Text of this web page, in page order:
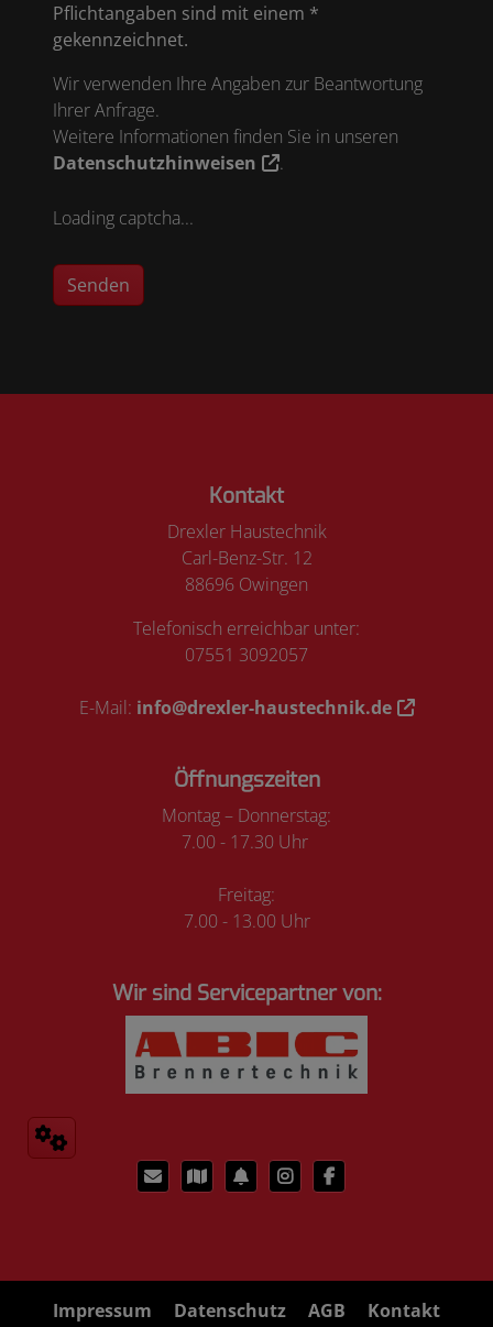
Pflichtangaben sind mit einem *
gekennzeichnet.
Wir verwenden Ihre Angaben zur Beantwortung
Ihrer Anfrage.
Weitere Informationen finden Sie in unseren
Datenschutzhinweisen
.
Loading captcha...
Senden
Kontakt
Drexler Haustechnik
Carl-Benz-Str. 12
88696 Owingen
Telefonisch erreichbar unter:
07551 3092057
E-Mail: info@drexler-haustechnik.de
Öffnungszeiten
Montag – Donnerstag:
7.00 - 17.30 Uhr
Freitag:
7.00 - 13.00 Uhr
Wir sind Servicepartner von:
Impressum Datenschutz AGB Kontakt